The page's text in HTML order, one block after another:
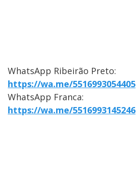
WhatsApp Ribeirão Preto:
https://wa.me/5516993054405
WhatsApp Franca:
https://wa.me/5516993145246